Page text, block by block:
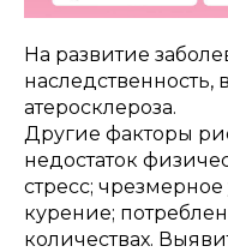
На развитие
наследственность,
атеросклероза.
Другие факторы
недостаток
стресс;
курение;
количествах.